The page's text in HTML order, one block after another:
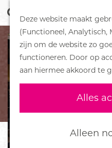
Deze website maakt
(Functioneel, Analytisch,
zijn om de website zo
functioneren. Door op
aan hiermee akkoord te
Alles
Alleen
G
a
a
a
r
e
h
o
o
e
k
e
n
M
e
n
u
DORPEN
Bennekom
De Klomp
Deelen
Ederveen
Harskamp
Hoenderloo